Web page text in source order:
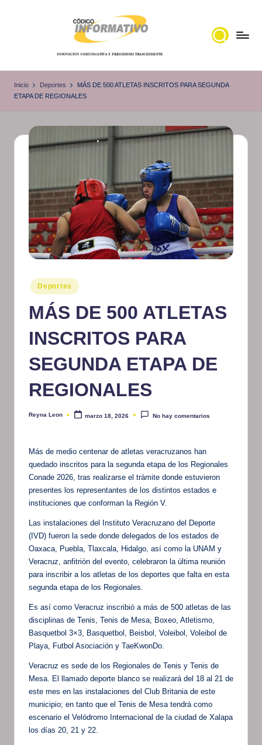
ó
i
g
n
f
o
r
m
at
iv
o
noticias
Inicio Deportes
MÁS DE 500 ATLETAS INSCRITOS PARA SEGUNDA
ETAPA DE REGIONALES
Publicado
en
Deportes
MÁS DE 500 ATLETAS
INSCRITOS PARA
SEGUNDA ETAPA DE
REGIONALES
Publicado
Reyna Leon marzo 18, 2026 No hay comentarios
Más de medio centenar de atletas veracruzanos han
quedado inscritos para la segunda etapa de los Regionales
Conade 2026, tras realizarse el trámite donde estuvieron
presentes los representantes de los distintos estados e
instituciones que conforman la Región V.
Las instalaciones del Instituto Veracruzano del Deporte
(IVD) fueron la sede donde delegados de los estados de
Oaxaca, Puebla, Tlaxcala, Hidalgo, así como la UNAM y
Veracruz, anfitrión del evento, celebraron la última reunión
para inscribir a los atletas de los deportes que falta en esta
segunda etapa de los Regionales.
Es así como Veracruz inscribió a más de 500 atletas de las
disciplinas de Tenis, Tenis de Mesa, Boxeo, Atletismo,
Basquetbol 3×3, Basquetbol, Beisbol, Voleibol, Voleibol de
Playa, Futbol Asociación y TaeKwonDo.
Veracruz es sede de los Regionales de Tenis y Tenis de
Mesa. El llamado deporte blanco se realizará del 18 al 21 de
este mes en las instalaciones del Club Britania de este
municipio; en tanto que el Tenis de Mesa tendrá como
escenario el Velódromo Internacional de la ciudad de Xalapa
los días 20, 21 y 22.